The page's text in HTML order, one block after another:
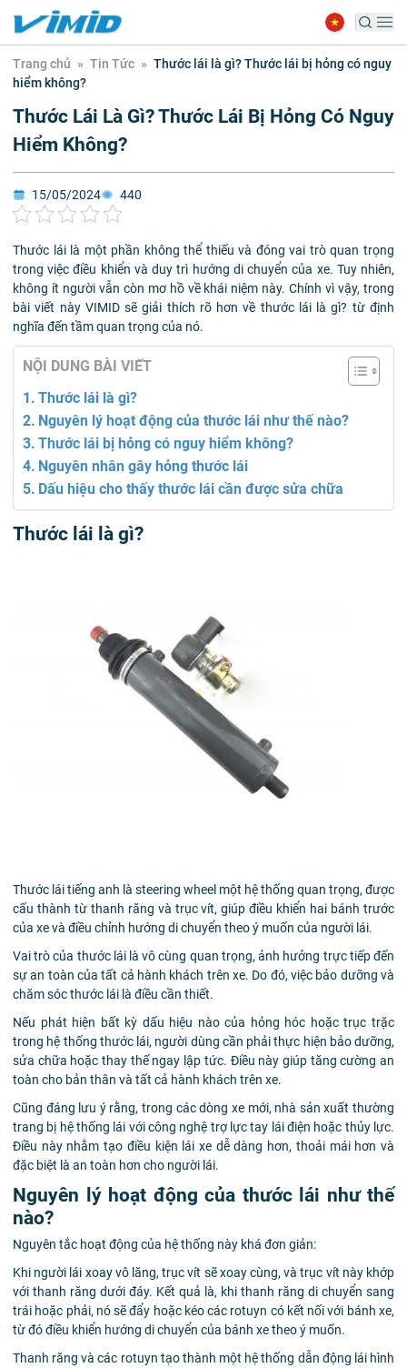
Trang chủ » Tin Tức » Thước lái là gì? Thước lái bị hỏng có nguy
hiểm không?
Thước Lái Là Gì? Thước Lái Bị Hỏng Có Nguy
Hiểm Không?
15/05/2024 440
Thước lái là một phần không thể thiếu và đóng vai trò quan trọng
trong việc điều khiển và duy trì hướng di chuyển của xe. Tuy nhiên,
không ít người vẫn còn mơ hồ về khái niệm này. Chính vì vậy, trong
bài viết này VIMID sẽ giải thích rõ hơn về thước lái là gì? từ định
nghĩa đến tầm quan trọng của nó.
NỘI DUNG BÀI VIẾT
Thước lái là gì?
Nguyên lý hoạt động của thước lái như thế nào?
Thước lái bị hỏng có nguy hiểm không?
Nguyên nhân gây hỏng thước lái
Dấu hiệu cho thấy thước lái cần được sửa chữa
Thước lái là gì?
Thước lái tiếng anh là steering wheel một hệ thống quan trọng, được
cấu thành từ thanh răng và trục vít, giúp điều khiển hai bánh trước
của xe và điều chỉnh hướng di chuyển theo ý muốn của người lái.
Vai trò của thước lái là vô cùng quan trọng, ảnh hưởng trực tiếp đến
sự an toàn của tất cả hành khách trên xe. Do đó, việc bảo dưỡng và
chăm sóc thước lái là điều cần thiết.
Nếu phát hiện bất kỳ dấu hiệu nào của hỏng hóc hoặc trục trặc
trong hệ thống thước lái, người dùng cần phải thực hiện bảo dưỡng,
sửa chữa hoặc thay thế ngay lập tức. Điều này giúp tăng cường an
toàn cho bản thân và tất cả hành khách trên xe.
Cũng đáng lưu ý rằng, trong các dòng xe mới, nhà sản xuất thường
trang bị hệ thống lái với công nghệ trợ lực tay lái điện hoặc thủy lực.
Điều này nhằm tạo điều kiện lái xe dễ dàng hơn, thoải mái hơn và
đặc biệt là an toàn hơn cho người lái.
Nguyên lý hoạt động của thước lái như thế
nào?
Nguyên tắc hoạt động của hệ thống này khá đơn giản:
Khi người lái xoay vô lăng, trục vít sẽ xoay cùng, và trục vít này khớp
với thanh răng dưới đáy. Kết quả là, khi thanh răng di chuyển sang
trái hoặc phải, nó sẽ đẩy hoặc kéo các rotuyn có kết nối với bánh xe,
từ đó điều khiển hướng di chuyển của bánh xe theo ý muốn.
Thanh răng và các rotuyn tạo thành một hệ thống dẫn động lái hình